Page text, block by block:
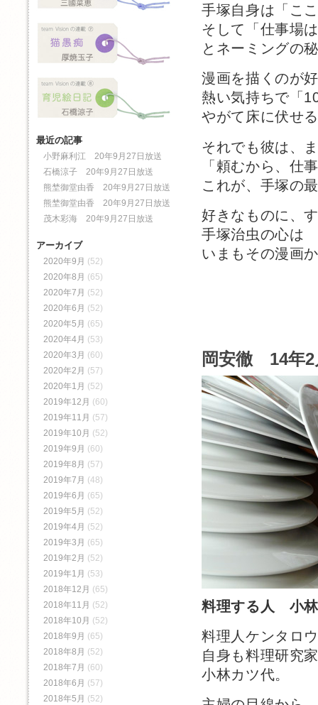
手塚自身は「こ
そして「仕事場
とネーミングの
漫画を描くのが
熱い気持ちで「
やがて床に伏せ
それでも彼は、
「頼むから、仕
これが、手塚の
好きなものに、
手塚治虫の心は
いまもその漫画
岡安徹 14年2
料理する人 小
料理人ケンタロ
自身も料理研究
小林カツ代。
最近の記事
小野麻利江 20年9月27日放送
石橋涼子 20年9月27日放送
熊埜御堂由香 20年9月27日放送
熊埜御堂由香 20年9月27日放送
茂木彩海 20年9月27日放送
アーカイブ
2020年9月 (52)
2020年8月 (65)
2020年7月 (52)
2020年6月 (52)
2020年5月 (65)
2020年4月 (53)
2020年3月 (60)
2020年2月 (57)
2020年1月 (52)
2019年12月 (60)
2019年11月 (57)
2019年10月 (52)
2019年9月 (60)
2019年8月 (57)
2019年7月 (48)
2019年6月 (65)
2019年5月 (52)
2019年4月 (52)
2019年3月 (65)
2019年2月 (52)
2019年1月 (53)
2018年12月 (65)
2018年11月 (52)
2018年10月 (52)
2018年9月 (65)
2018年8月 (52)
2018年7月 (60)
2018年6月 (57)
2018年5月 (52)